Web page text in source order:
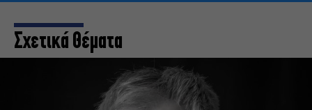
Σχετικά Θέματα